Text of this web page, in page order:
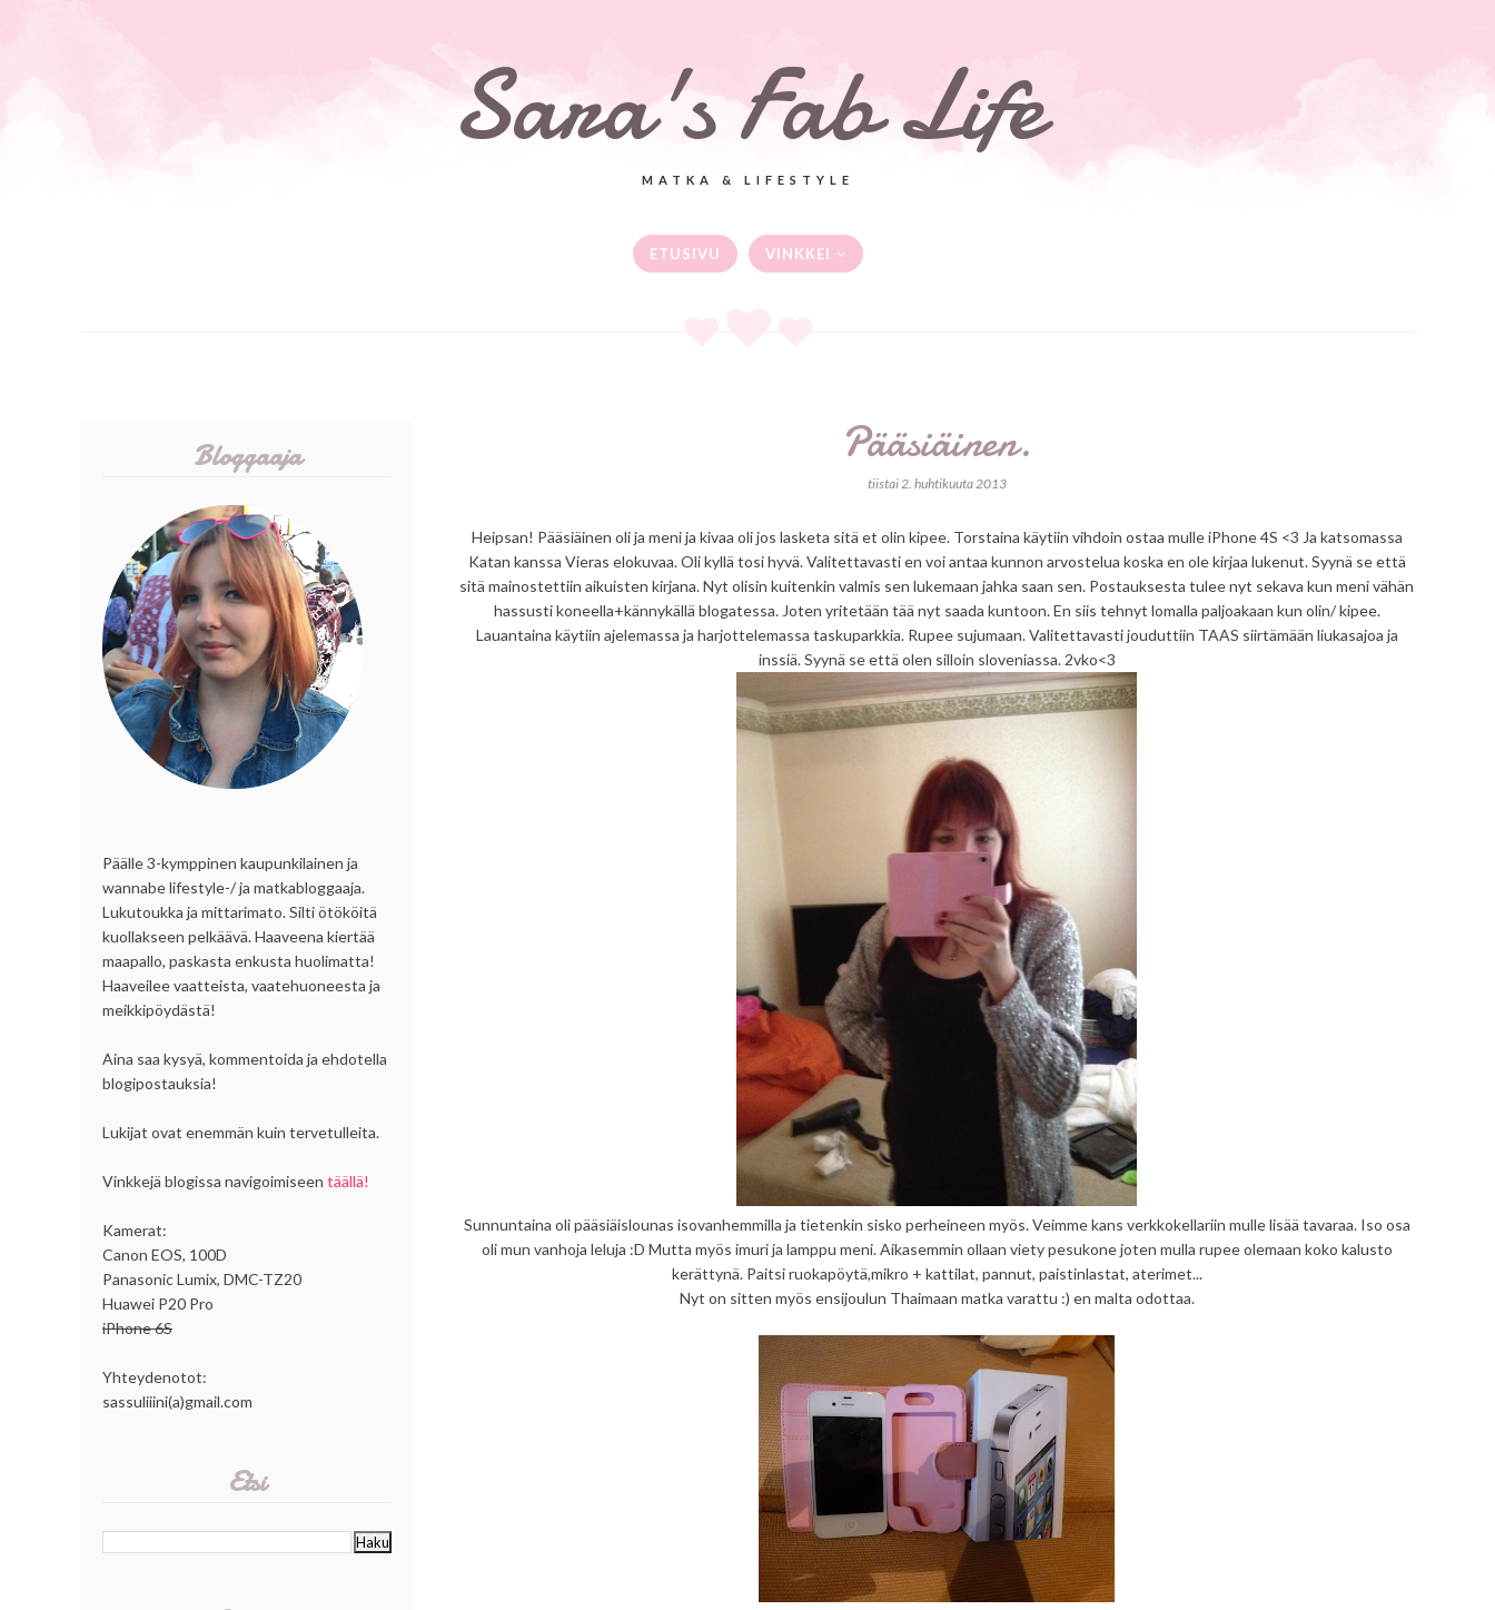
Sara's Fab Life
MATKA & LIFESTYLE
ETUSIVU VINKKEI
Pääsiäinen.
tiistai 2. huhtikuuta 2013
Heipsan! Pääsiäinen oli ja meni ja kivaa oli jos lasketa sitä et olin kipee. Torstaina käytiin vihdoin ostaa mulle iPhone 4S <3 Ja katsomassa
Katan kanssa Vieras elokuvaa. Oli kyllä tosi hyvä. Valitettavasti en voi antaa kunnon arvostelua koska en ole kirjaa lukenut. Syynä se että
sitä mainostettiin aikuisten kirjana. Nyt olisin kuitenkin valmis sen lukemaan jahka saan sen. Postauksesta tulee nyt sekava kun meni vähän
hassusti koneella+kännykällä blogatessa. Joten yritetään tää nyt saada kuntoon. En siis tehnyt lomalla paljoakaan kun olin/ kipee.
Lauantaina käytiin ajelemassa ja harjottelemassa taskuparkkia. Rupee sujumaan. Valitettavasti jouduttiin TAAS siirtämään liukasajoa ja
inssiä. Syynä se että olen silloin sloveniassa. 2vko<3
Sunnuntaina oli pääsiäislounas isovanhemmilla ja tietenkin sisko perheineen myös. Veimme kans verkkokellariin mulle lisää tavaraa. Iso osa
oli mun vanhoja leluja :D Mutta myös imuri ja lamppu meni. Aikasemmin ollaan viety pesukone joten mulla rupee olemaan koko kalusto
kerättynä. Paitsi ruokapöytä,mikro + kattilat, pannut, paistinlastat, aterimet...
Nyt on sitten myös ensijoulun Thaimaan matka varattu :) en malta odottaa.
Bloggaaja
Päälle 3-kymppinen kaupunkilainen ja
wannabe lifestyle-/ ja matkabloggaaja.
Lukutoukka ja mittarimato. Silti ötököitä
kuollakseen pelkäävä. Haaveena kiertää
maapallo, paskasta enkusta huolimatta!
Haaveilee vaatteista, vaatehuoneesta ja
meikkipöydästä!
Aina saa kysyä, kommentoida ja ehdotella
blogipostauksia!
Lukijat ovat enemmän kuin tervetulleita.
Vinkkejä blogissa navigoimiseen täällä!
Kamerat:
Canon EOS, 100D
Panasonic Lumix, DMC-TZ20
Huawei P20 Pro
iPhone 6S
Yhteydenotot:
sassuliiini(a)gmail.com
Etsi